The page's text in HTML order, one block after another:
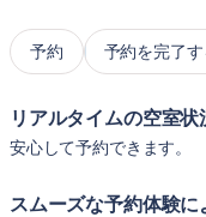
予約 予約を完了す
リアルタイムの空室状
安心して予約できます。
スムーズな予約体験に